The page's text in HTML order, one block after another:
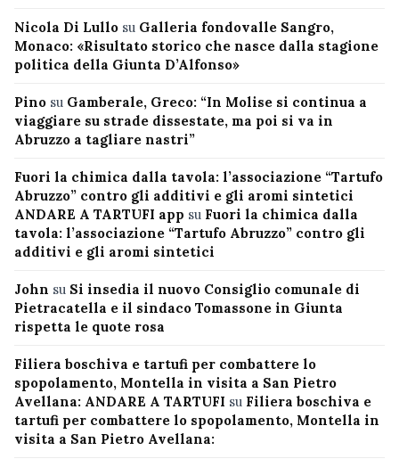
Nicola Di Lullo su Galleria fondovalle Sangro,
Monaco: «Risultato storico che nasce dalla stagione
politica della Giunta D’Alfonso»
Pino su Gamberale, Greco: “In Molise si continua a
viaggiare su strade dissestate, ma poi si va in
Abruzzo a tagliare nastri”
Fuori la chimica dalla tavola: l’associazione “Tartufo
Abruzzo” contro gli additivi e gli aromi sintetici
ANDARE A TARTUFI app su Fuori la chimica dalla
tavola: l’associazione “Tartufo Abruzzo” contro gli
additivi e gli aromi sintetici
John su Si insedia il nuovo Consiglio comunale di
Pietracatella e il sindaco Tomassone in Giunta
rispetta le quote rosa
Filiera boschiva e tartufi per combattere lo
spopolamento, Montella in visita a San Pietro
Avellana: ANDARE A TARTUFI su Filiera boschiva e
tartufi per combattere lo spopolamento, Montella in
visita a San Pietro Avellana: